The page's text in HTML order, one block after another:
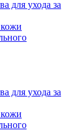
для ухода за
для ухода за